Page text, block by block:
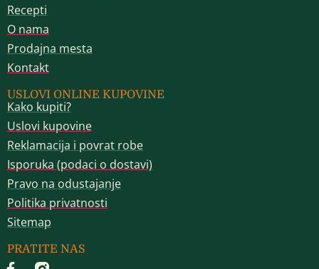
Recepti
O nama
Prodajna mesta
Kontakt
USLOVI ONLINE KUPOVINE
Kako kupiti?
Uslovi kupovine
Reklamacija i povrat robe
Isporuka (podaci o dostavi)
Pravo na odustajanje
Politika privatnosti
Sitemap
PRATITE NAS